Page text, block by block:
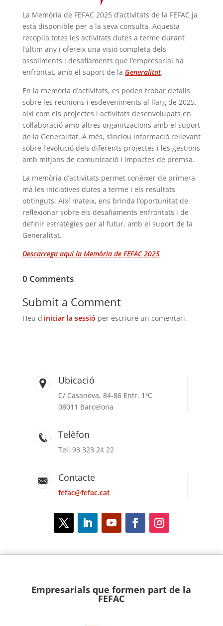
La Memòria de FEFAC 2025 d’activitats de la FEFAC ja
està disponible per a la seva consulta. Aquesta
recopila totes les activitats dutes a terme durant
l’últim any i ofereix una visió completa dels
assoliments i desafiaments que l’empresarial ha
enfrontat, amb el suport de la Generalitat.
En la memòria d’activitats, es poden trobar detalls
sobre les reunions i esdeveniments al llarg de 2025,
així com els projectes i activitats desenvolupats en
col·laboració amb altres organitzacions amb el suport
de la Generalitat. A més, s’inclou informació rellevant
sobre l’evolució dels diferents projectes i les gestions
amb mitjans de comunicació i impactes de premsa.
La memòria d’activitats permet conèixer de primera
mà les iniciatives dutes a terme i els resultats
obtinguts. Així mateix, ens brinda l’oportunitat de
reflexionar sobre els desafiaments enfrontats i de
definir estratègies per al futur, amb el suport de la
Generalitat.
Descarrega aquí la Memòria de FEFAC 2025
0 Comments
Submit a Comment
Heu d'iniciar la sessió per escriure un comentari.
Ubicació
C/ Casanova, 84-86 Entr. 1ªC
08011 Barcelona
Telèfon
Tel. 93 323 24 22
Contacte
fefac@fefac.cat
Empresarials que formen part de la
FEFAC